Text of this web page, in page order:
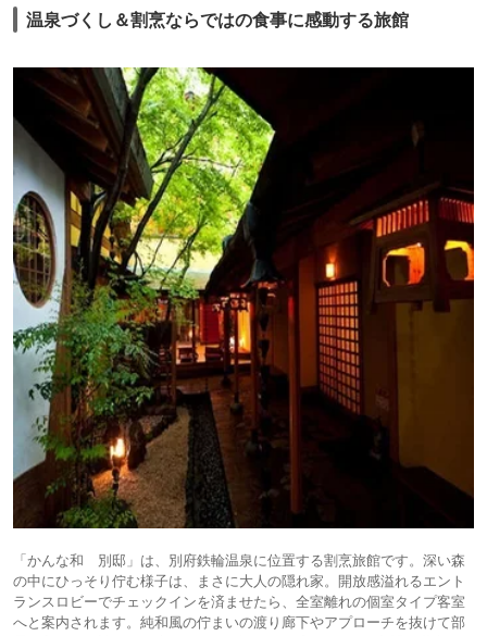
温泉づくし＆割烹ならではの食事に感動する旅館
「かんな和 別邸」は、別府鉄輪温泉に位置する割烹旅館です。深い森
の中にひっそり佇む様子は、まさに大人の隠れ家。開放感溢れるエント
ランスロビーでチェックインを済ませたら、全室離れの個室タイプ客室
へと案内されます。純和風の佇まいの渡り廊下やアプローチを抜けて部